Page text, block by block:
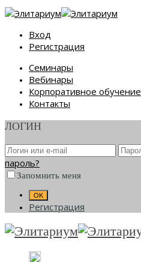
Вход
Регистрация
Семинары
Вебинары
Корпоративное обучение
Контакты
ЛОГИН
пароль?
Запомнить меня
Регистрация